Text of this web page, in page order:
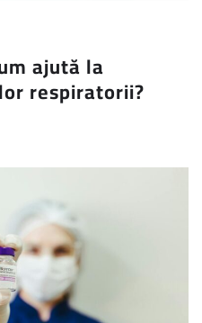
ajută la
respiratorii?